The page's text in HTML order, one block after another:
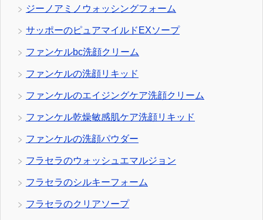
ジーノアミノウォッシングフォーム
サッポーのピュアマイルドEXソープ
ファンケルbc洗顔クリーム
ファンケルの洗顔リキッド
ファンケルのエイジングケア洗顔クリーム
ファンケル乾燥敏感肌ケア洗顔リキッド
ファンケルの洗顔パウダー
フラセラのウォッシュエマルジョン
フラセラのシルキーフォーム
フラセラのクリアソープ